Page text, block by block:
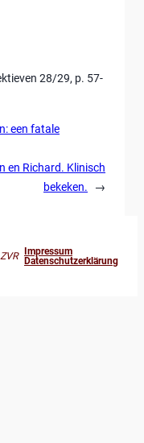
28/29, p. 57-
een fatale
en Richard. Klinisch
bekeken.
→
Impressum
Datenschutzerklärung